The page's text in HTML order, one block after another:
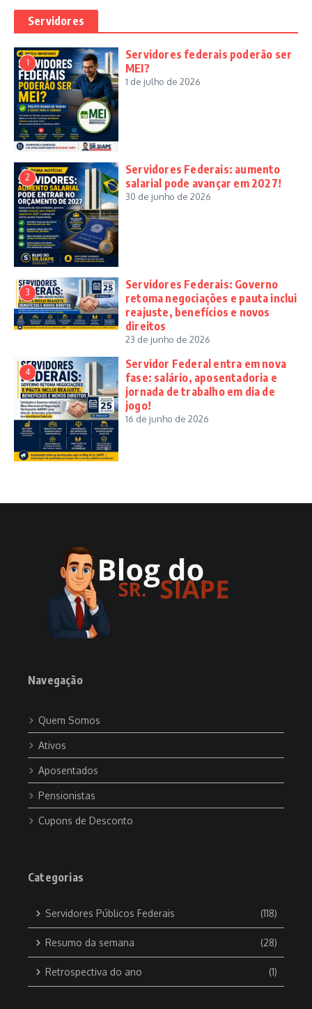
Servidores
1
Servidores federais poderão ser
MEI?
1 de julho de 2026
2
Servidores Federais: aumento
salarial pode avançar em 2027!
30 de junho de 2026
3
Servidores Federais: Governo
retoma negociações e pauta inclui
reajuste, benefícios e novos
direitos
23 de junho de 2026
4
Servidor Federal entra em nova
fase: salário, aposentadoria e
jornada de trabalho em dia de
jogo!
16 de junho de 2026
Navegação
Quem Somos
Ativos
Aposentados
Pensionistas
Cupons de Desconto
Categorias
Servidores Públicos Federais (118)
Resumo da semana (28)
Retrospectiva do ano (1)